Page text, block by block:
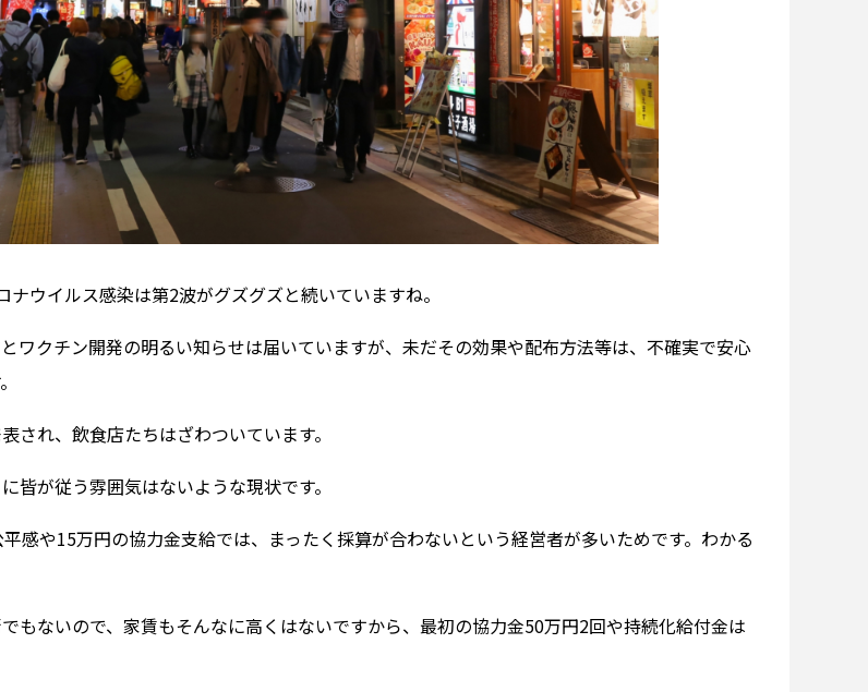
ウイルス感染は第2波がグズグズと続いていますね。
ワクチン開発の明るい知らせは届いていますが、未だその効果や配布方法等は、不確実で安心
され、飲食店たちはざわついています。
皆が従う雰囲気はないような現状です。
感や15万円の協力金支給では、まったく採算が合わないという経営者が多いためです。わかる
でもないので、家賃もそんなに高くはないですから、最初の協力金50万円2回や持続化給付金は